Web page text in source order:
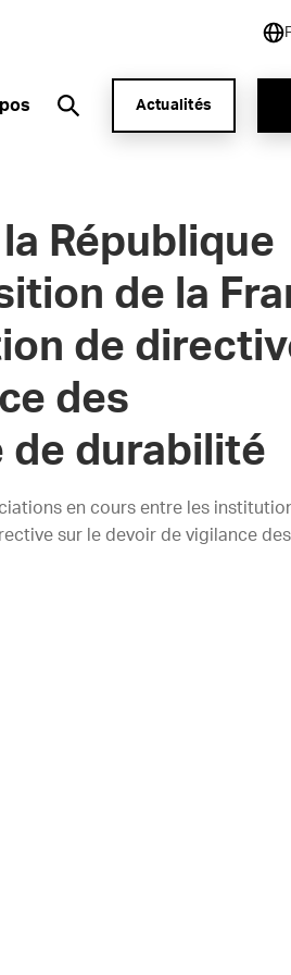
Actualités
République
de la
de
des
de durabilité
en cours entre les
sur le devoir de vigilance des